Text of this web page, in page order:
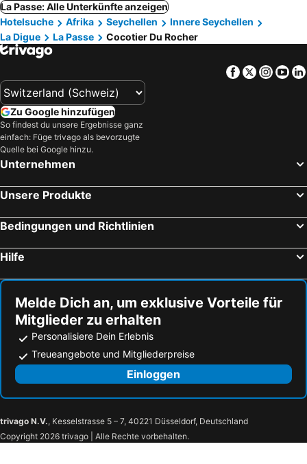
La Passe: Alle Unterkünfte anzeigen
Hotelsuche
Afrika Seychellen
Innere Seychellen
La Digue
La Passe Cocotier Du Rocher
Facebook
Twitter
Zu Google hinzufügen
So findest du unsere Ergebnisse ganz
einfach: Füge trivago als bevorzugte
Quelle bei Google hinzu.
Unternehmen
Unsere Produkte
Bedingungen und Richtlinien
Hilfe
Melde Dich an, um exklusive Vorteile für
Mitglieder zu erhalten
Personalisiere Dein Erlebnis
Treueangebote und Mitgliederpreise
Einloggen
trivago N.V., Kesselstrasse 5 – 7, 40221 Düsseldorf, Deutschland
Copyright 2026 trivago | Alle Rechte vorbehalten.